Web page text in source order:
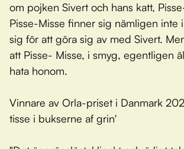
om pojken Sivert och hans katt,
Pisse-Misse finner sig nämligen inte
sig för att göra sig av med Sivert.
att Pisse- Misse, i smyg, egentligen
hata honom.
Vinnare av Orla-priset i Danmark
tisse i bukserne af grin'